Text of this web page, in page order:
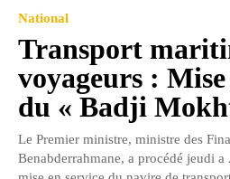
National
Transport
voyageurs :
du « Badji
Le Premier ministre, ministre des
Benabderrahmane, a procédé jeudi